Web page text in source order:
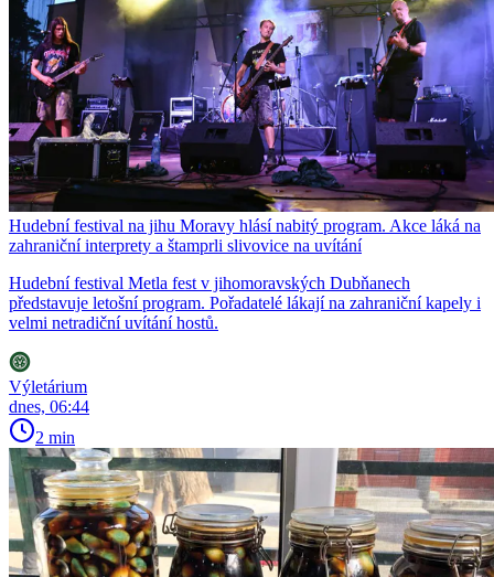
Hudební festival na jihu Moravy hlásí nabitý program. Akce láká na
zahraniční interprety a štamprli slivovice na uvítání
Hudební festival Metla fest v jihomoravských Dubňanech
představuje letošní program. Pořadatelé lákají na zahraniční kapely i
velmi netradiční uvítání hostů.
Výletárium
dnes, 06:44
2 min